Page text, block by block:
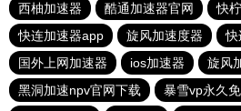
西柚加速器
酷通加速器官网 快
快连加速器app
旋风加速度器
快
国外上网加速器
ios加速器
旋风
黑洞加速npv官网下载
暴雪vp永久